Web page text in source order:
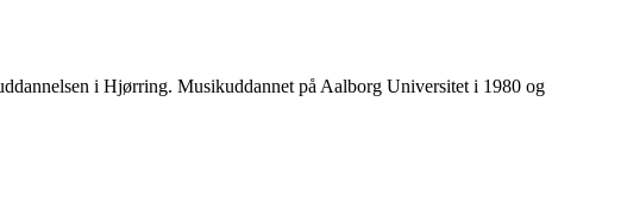
i Hjørring. Musikuddannet på Aalborg Universitet i 1980 og